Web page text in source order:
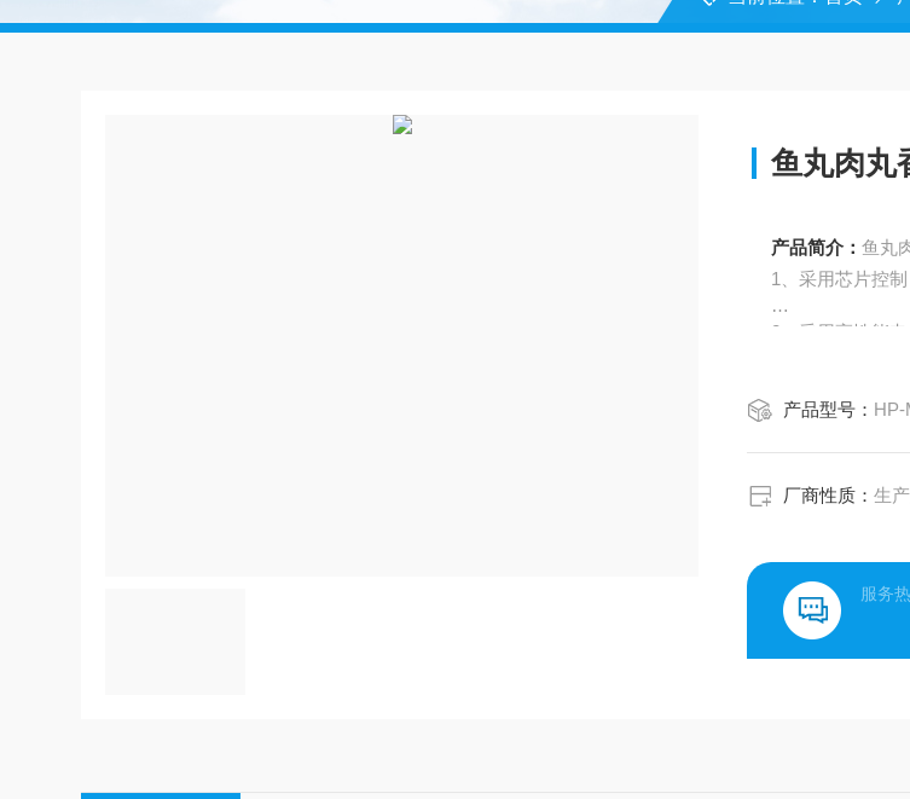
鱼丸肉丸
产品简介：鱼丸
1、采用芯片控
2、采用高性能
产品型号： HP-
厂商性质：生
服务